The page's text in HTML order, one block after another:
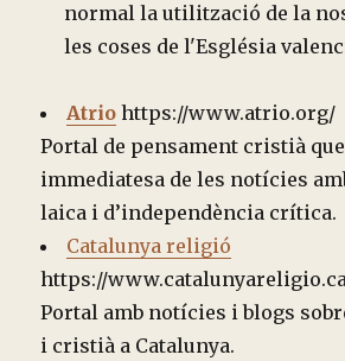
normal la utilització de la
les coses de l'Església
Atrio https://www.atrio.org/
Portal de pensament cristià
immediatesa de les notícies
laica i d’independència crítica.
Catalunya religió
https://
Portal amb notícies i blogs
i cristià a Catalunya.